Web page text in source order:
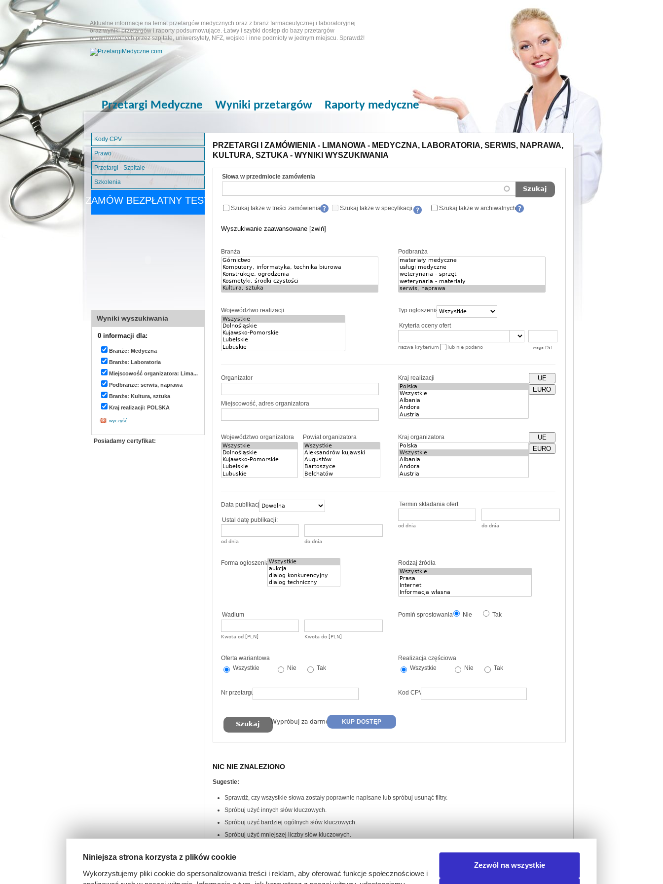
Aktualne informacje na temat przetargów medycznych oraz z branż farmaceutycznej i laboratoryjnej
oraz wyniki przetargów i raporty podsumowujące. Łatwy i szybki dostęp do bazy przetargów
organizowanych przez szpitale, uniwersytety, NFZ, wojsko i inne podmioty w jednym miejscu. Sprawdź!
Przetargi Medyczne Wyniki przetargów Raporty medyczne
PRZETARGI I ZAMÓWIENIA - LIMANOWA - MEDYCZNA, LABORATORIA, SERWIS, NAPRAWA,
KULTURA, SZTUKA - WYNIKI WYSZUKIWANIA
Słowa w przedmiocie zamówienia
Szukaj także w treści zamówienia Szukaj także w specyfikacji Szukaj także w archiwalnych
Wyszukiwanie zaawansowane [zwiń]
Branża Podbranża
Województwo realizacji Typ ogłoszenia
Kryteria oceny ofert
nazwa kryterium waga [%]
lub nie podano
Organizator
Miejscowość, adres organizatora
Kraj realizacji
UE
EURO
Województwo organizatora Powiat organizatora Kraj organizatora
UE
EURO
Data publikacji
Ustal datę publikacji:
od dnia do dnia
Termin składania ofert
od dnia do dnia
Forma ogłoszenia Rodzaj źródła
Wadium
Kwota od [PLN] Kwota do [PLN]
Pomiń sprostowania Nie Tak
Oferta wariantowa
Wszystkie
Nie Tak
Realizacja częściowa
Wszystkie
Nie Tak
Nr przetargu Kod CPV
Wypróbuj za darmo KUP DOSTĘP
NIC NIE ZNALEZIONO
Sugestie:
Sprawdź, czy wszystkie słowa zostały poprawnie napisane lub spróbuj usunąć filtry.
Spróbuj użyć innych słów kluczowych.
Spróbuj użyć bardziej ogólnych słów kluczowych.
Spróbuj użyć mniejszej liczby słów kluczowych.
Kody CPV
Prawo
Przetargi - Szpitale
Szkolenia
ZAMÓW BEZPŁATNY TEST
Wyniki wyszukiwania
0 informacji dla:
Branże: Medyczna
Branże: Laboratoria
Miejscowość organizatora: Lima...
Podbranze: serwis, naprawa
Branże: Kultura, sztuka
Kraj realizacji: POLSKA
wyczyść
Posiadamy certyfikat:
Niniejsza strona korzysta z plików cookie
Wykorzystujemy pliki cookie do spersonalizowania treści i reklam, aby oferować funkcje społecznościowe i
Zezwól na wszystkie